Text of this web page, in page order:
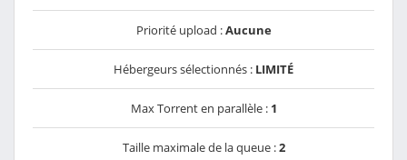
Priorité upload :Aucune
Hébergeurs sélectionnés : LIMITÉ
Max Torrent en parallèle : 1
Taille maximale de la queue :2